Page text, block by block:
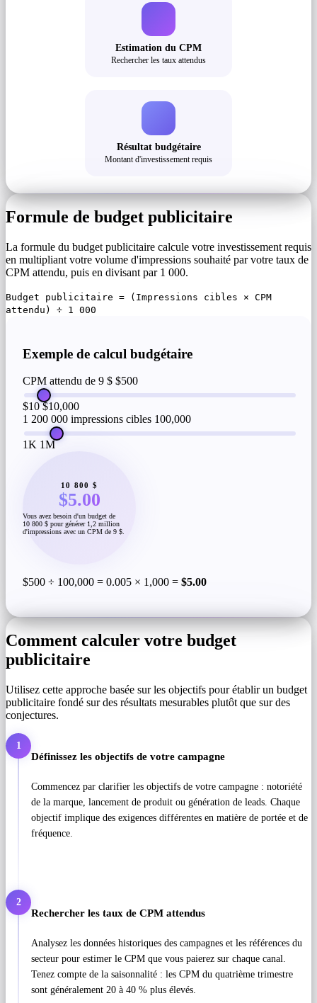
Estimation du CPM
Rechercher les taux attendus
Résultat budgétaire
Montant d'investissement requis
Formule de budget publicitaire
La formule du budget publicitaire calcule votre investissement requis
en multipliant votre volume d'impressions souhaité par votre taux de
CPM attendu, puis en divisant par 1 000.
Budget publicitaire = (Impressions cibles × CPM
attendu) ÷ 1 000
Exemple de calcul budgétaire
CPM attendu de 9 $ $500
$10 $10,000
1 200 000 impressions cibles 100,000
1K 1M
10 800 $
$5.00
Vous avez besoin d'un budget de
10 800 $ pour générer 1,2 million
d'impressions avec un CPM de 9 $.
$500 ÷ 100,000 = 0.005 × 1,000 = $5.00
Comment calculer votre budget
publicitaire
Utilisez cette approche basée sur les objectifs pour établir un budget
publicitaire fondé sur des résultats mesurables plutôt que sur des
conjectures.
1
Définissez les objectifs de votre campagne
Commencez par clarifier les objectifs de votre campagne : notoriété
de la marque, lancement de produit ou génération de leads. Chaque
objectif implique des exigences différentes en matière de portée et de
fréquence.
2
Rechercher les taux de CPM attendus
Analysez les données historiques des campagnes et les références du
secteur pour estimer le CPM que vous paierez sur chaque canal.
Tenez compte de la saisonnalité : les CPM du quatrième trimestre
sont généralement 20 à 40 % plus élevés.